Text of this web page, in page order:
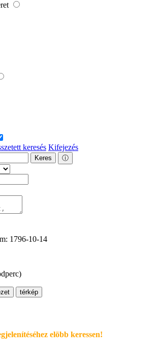
keresés Kifejezés
Keres ⓘ
1796-10-14
térkép
elöbb keressen!